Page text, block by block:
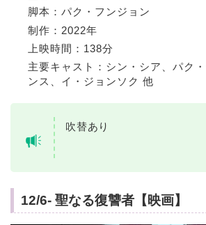
脚本：パク・フンジョン
制作：2022年
上映時間：138分
主要キャスト：シン・シア、パク
ンス、イ・ジョンソク 他
吹替あり
12/6- 聖なる復讐者【映画】